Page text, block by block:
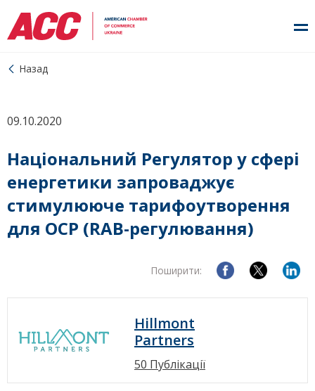
Назад
09.10.2020
Національний Регулятор у сфері
енергетики запроваджує
стимулююче тарифоутворення
для ОСР (RAB-регулювання)
Поширити:
Hillmont
Partners
50 Публікації